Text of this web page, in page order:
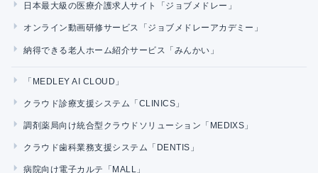
日本最大級の医療介護求人サイト「ジョブメドレー」
オンライン動画研修サービス「ジョブメドレーアカデミー」
納得できる老人ホーム紹介サービス「みんかい」
「MEDLEY AI CLOUD」
クラウド診療支援システム「CLINICS」
調剤薬局向け統合型クラウドソリューション「MEDIXS」
クラウド歯科業務支援システム「DENTIS」
病院向け電子カルテ「MALL」